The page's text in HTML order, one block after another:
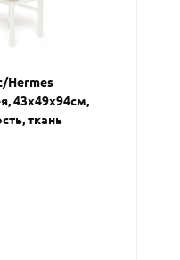
Hermes
43х49х94см,
ткань